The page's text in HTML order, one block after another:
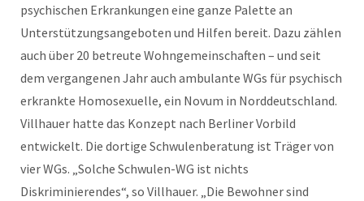
psychischen Erkrankungen eine ganze Palette an
Unterstützungsangeboten und Hilfen bereit. Dazu zählen
auch über 20 betreute Wohngemeinschaften – und seit
dem vergangenen Jahr auch ambulante WGs für psychisch
erkrankte Homosexuelle, ein Novum in Norddeutschland.
Villhauer hatte das Konzept nach Berliner Vorbild
entwickelt. Die dortige Schwulenberatung ist Träger von
vier WGs. „Solche Schwulen-WG ist nichts
Diskriminierendes“, so Villhauer. „Die Bewohner sind